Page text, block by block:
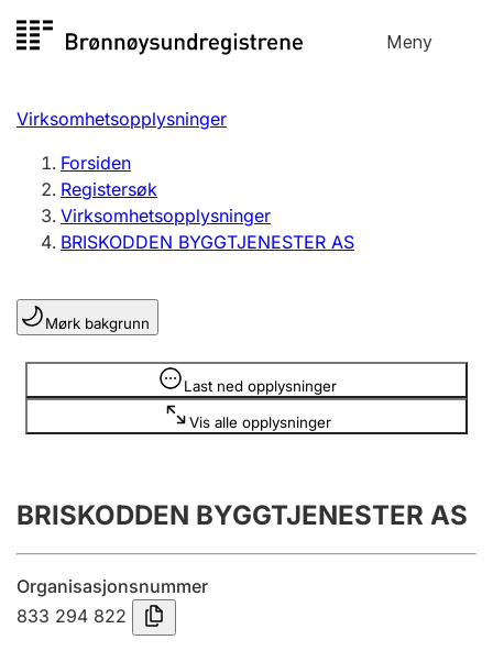
til
Meny
Registersøk
Aksjeselskap
Enkeltpersonforetak
Registrere, endre, slette
Lag og forening
Registrere, endre, slette
Årsregnskap
Innsending og forsinkelsesgebyr
Virksomhetsopplysninger
Forsiden
Registersøk
Virksomhetsopplysninger
BRISKODDEN BYGGTJENESTER AS
Mørk bakgrunn
Last ned opplysninger
Vis alle opplysninger
Opplysninger er skjult
BRISKODDEN BYGGTJENESTER AS
Organisasjonsnummer
833 294 822